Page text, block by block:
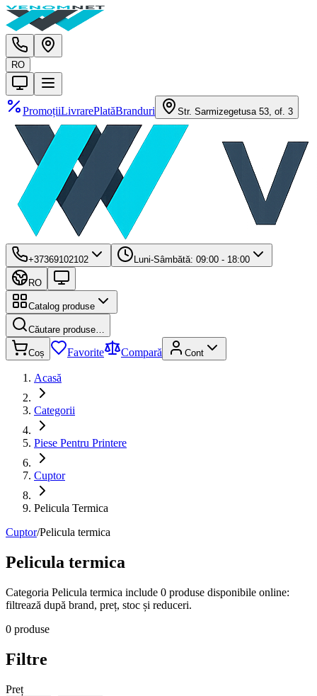
RO
PromoțiiLivrarePlatăBranduri Str. Sarmizegetusa 53, of. 3
+37369102102 Luni-Sâmbătă: 09:00 - 18:00
RO
Catalog produse
Căutare produse…
Coș Favorite Compară Cont
Acasă
Categorii
Piese Pentru Printere
Cuptor
Pelicula Termica
Cuptor/Pelicula termica
Pelicula termica
Categoria Pelicula termica include 0 produse disponibile online:
filtrează după brand, preț, stoc și reduceri.
0 produse
Filtre
Preț